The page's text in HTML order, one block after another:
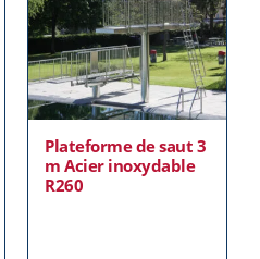
Plateforme de saut 3
m Acier inoxydable
R260